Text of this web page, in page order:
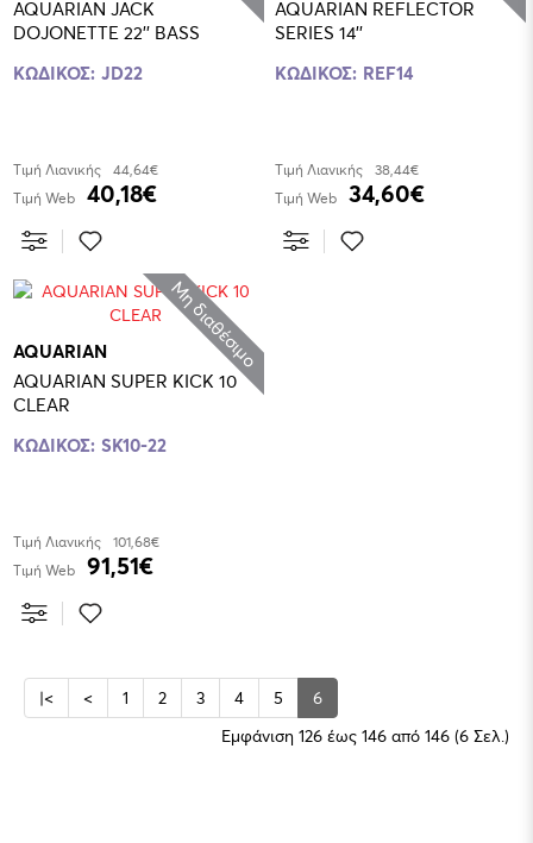
AQUARIAN JACK
DOJONETTE 22'' BASS
ΚΩΔΙΚΟΣ: JD22
Τιμή Λιανικής
44,64€
Τιμή Web
40,18€
AQUARIAN REFLECTOR
SERIES 14''
ΚΩΔΙΚΟΣ: REF14
Τιμή Λιανικής
38,44€
Τιμή Web
34,60€
Μη διαθέσιμο
AQUARIAN
AQUARIAN SUPER KICK 10
CLEAR
ΚΩΔΙΚΟΣ: SK10-22
Τιμή Λιανικής
101,68€
Τιμή Web
91,51€
|< < 1 2 3 4 5
6
Εμφάνιση 126 έως 146 από 146 (6 Σελ.)